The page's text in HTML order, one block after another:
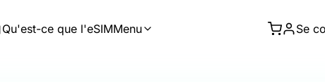
Qu'est-ce que l'eSIMMenu Se